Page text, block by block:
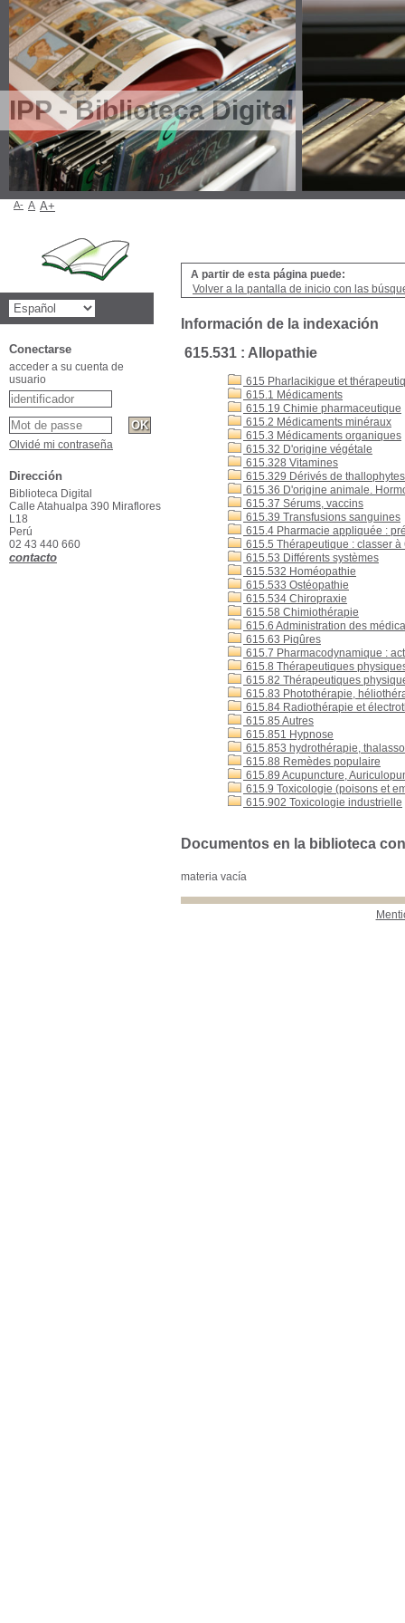
IPP - Biblioteca Digital
A partir de esta página puede:
Volver a la pantalla de inicio con las
Información de la indexación
615.531 : Allopathie
615 Pharlacikigue et
615.1 Médicaments
615.19 Chimie pharmaceutique
615.2 Médicaments minéraux
615.3 Médicaments organiques
615.32 D'origine végétale
615.328 Vitamines
615.329 Dérivés de
615.36 D'origine animale.
615.37 Sérums, vaccins
615.39 Transfusions sanguines
615.4 Pharmacie appliquée :
615.5 Thérapeutique : classer
615.53 Différents systèmes
615.532 Homéopathie
615.533 Ostéopathie
615.534 Chiropraxie
615.58 Chimiothérapie
615.6 Administration des
615.63 Piqûres
615.7 Pharmacodynamique :
615.8 Thérapeutiques
615.82 Thérapeutiques
615.83 Photothérapie,
615.84 Radiothérapie et
615.85 Autres
615.851 Hypnose
615.853 hydrothérapie,
615.88 Remèdes populaire
615.89 Acupuncture,
615.9 Toxicologie (poisons et
615.902 Toxicologie industrielle
Documentos en la biblioteca
materia vacía
A- A A+
Conectarse
acceder a su cuenta de
usuario
Olvidé mi contraseña
Dirección
Biblioteca Digital
Calle Atahualpa 390 Miraflores
L18
Perú
02 43 440 660
contacto